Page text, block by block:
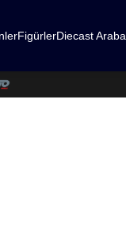
FigürlerDiecast Araba